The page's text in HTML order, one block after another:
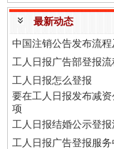
最新动态
中国注销公告发布流程
工人日报广告部登报流
工人日报怎么登报
要在工人日报发布减
项
工人日报结婚公示登报
工人日报广告登报服务